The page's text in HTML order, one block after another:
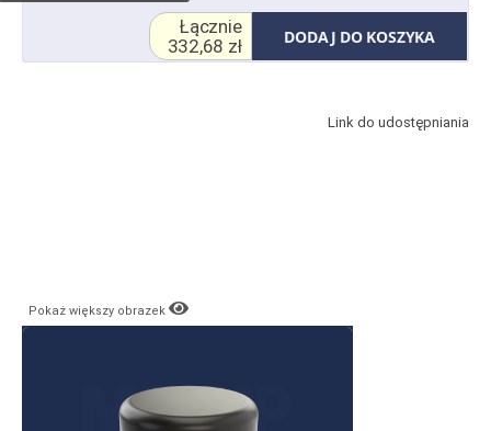
DODAJ DO KOSZYKA
Łącznie
332,68 zł
Link do udostępniania
Pokaż większy obrazek